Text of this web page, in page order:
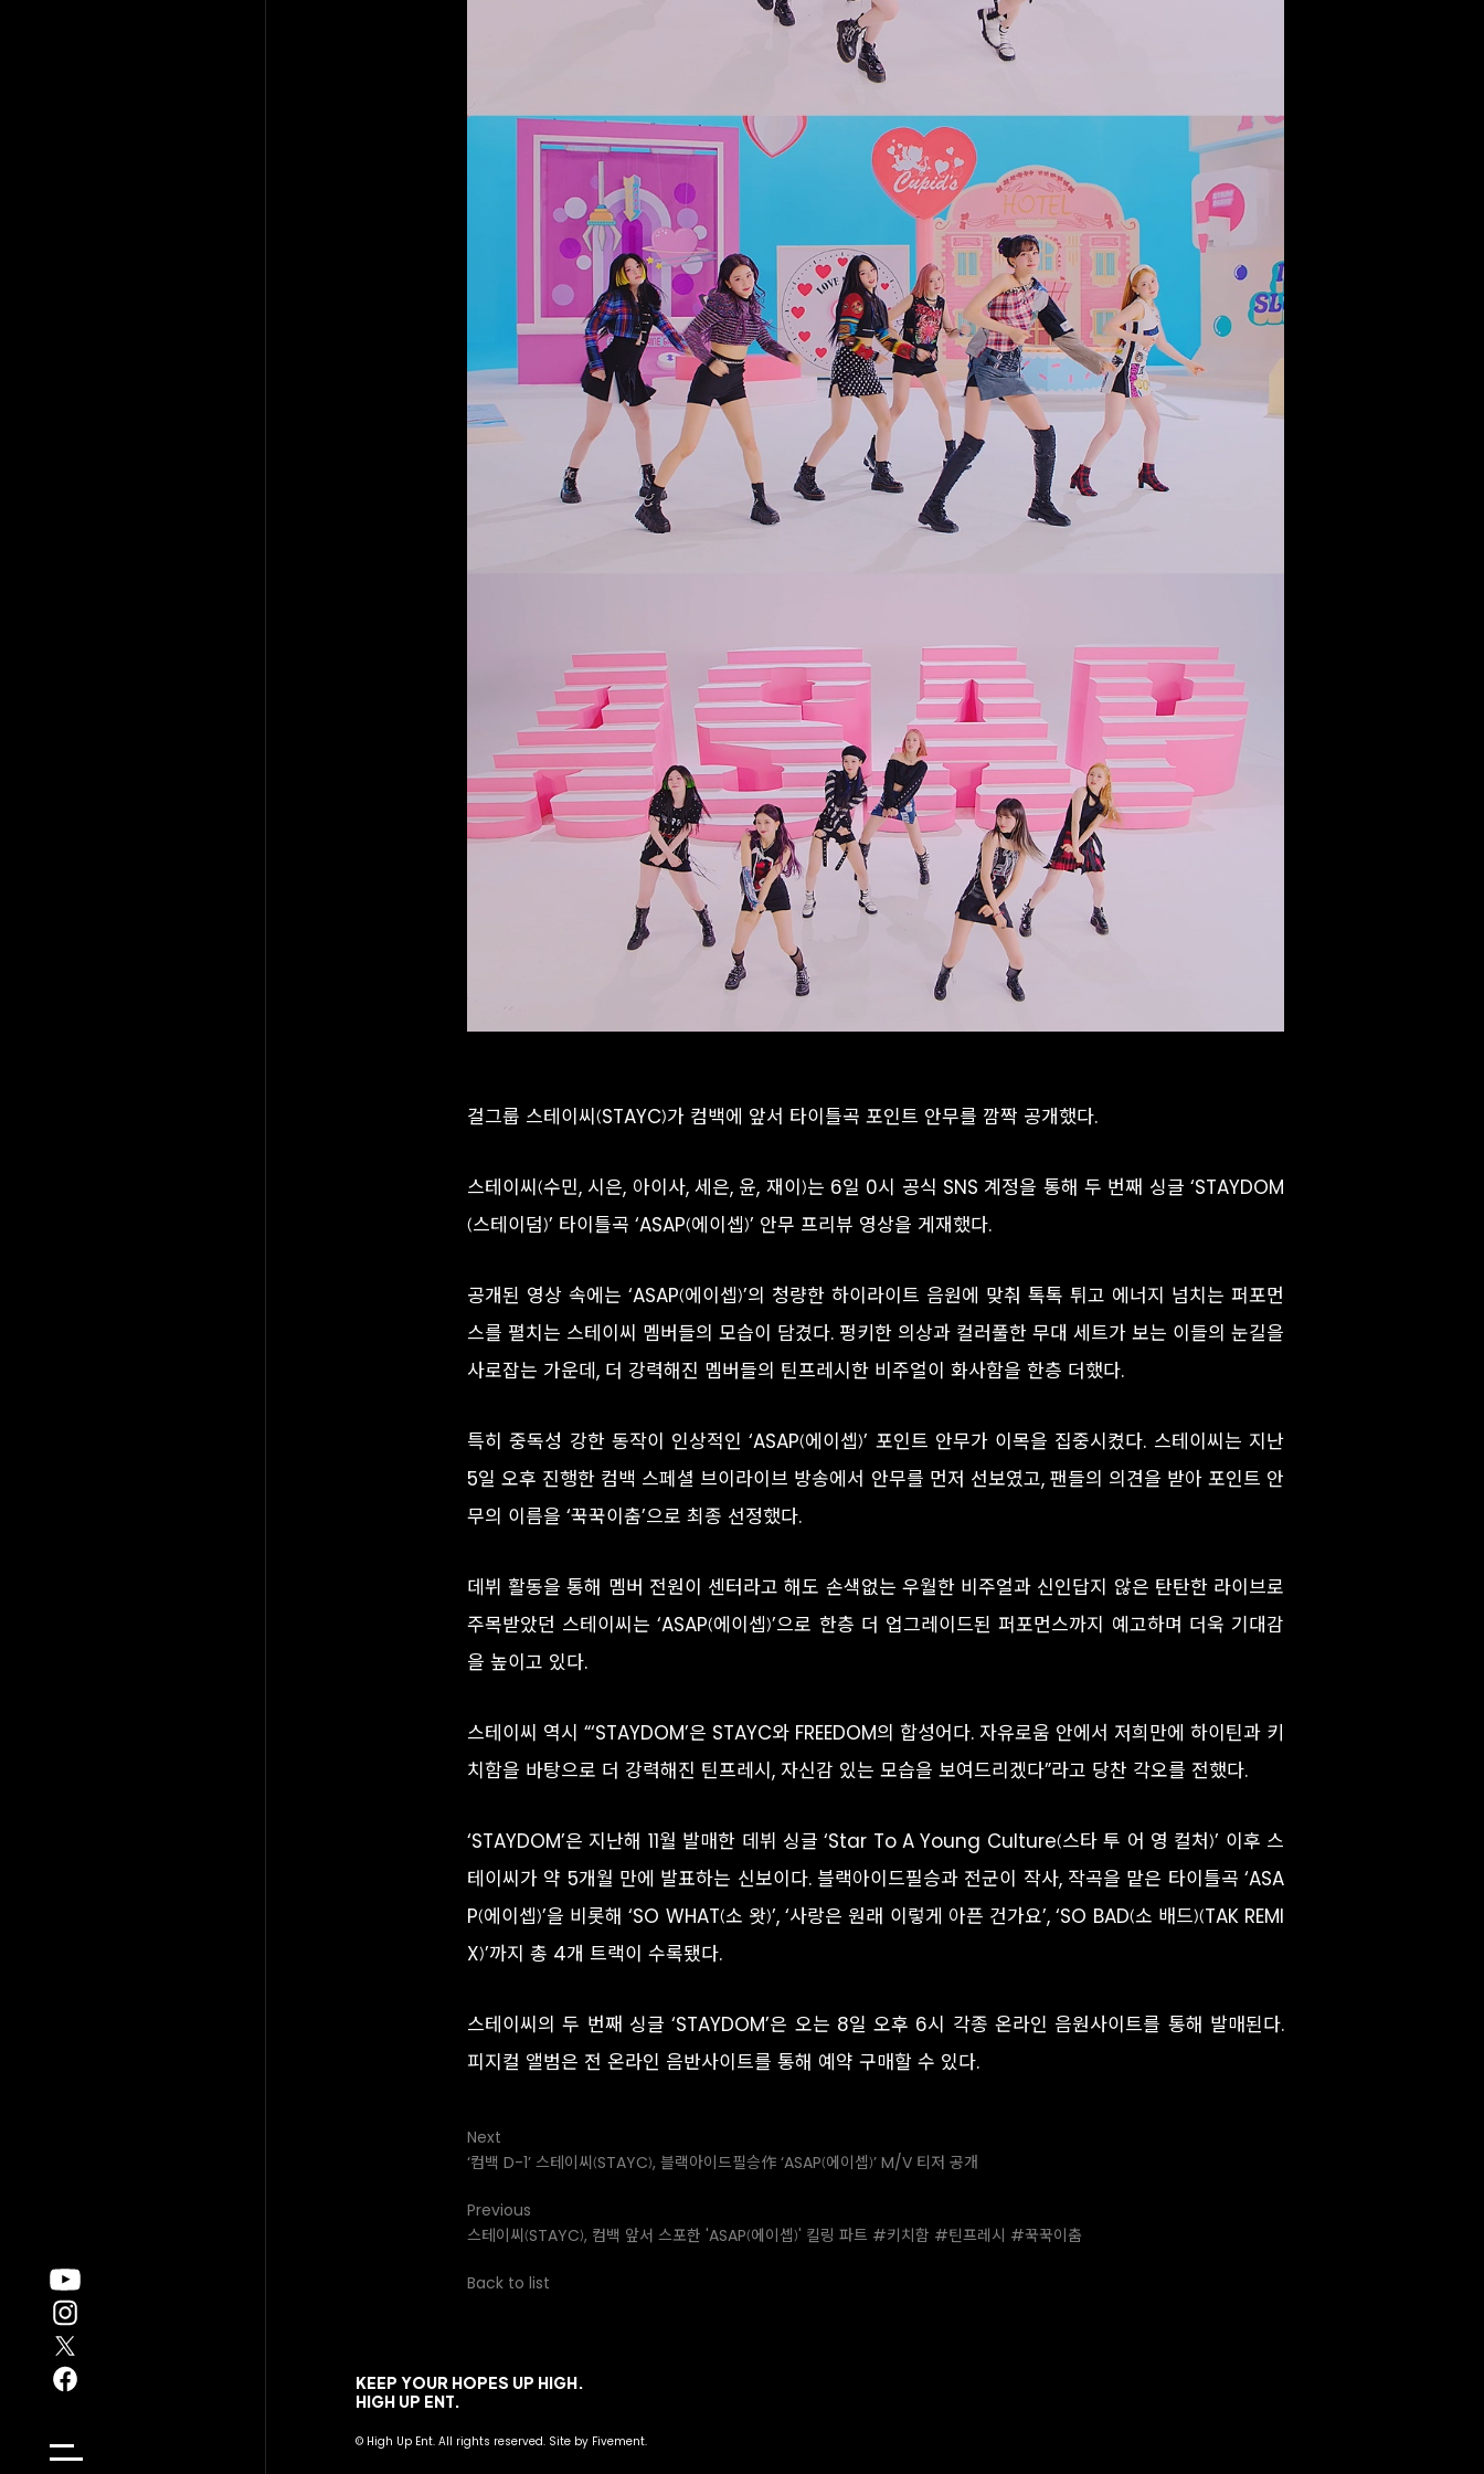
걸그룹 스테이씨(STAYC)가 컴백에 앞서 타이틀곡 포인트 안무를 깜짝 공개했다.
스테이씨(수민, 시은, 아이사, 세은, 윤, 재이)는 6일 0시 공식 SNS 계정을 통해 두 번째 싱글 ‘STAYDOM
(스테이덤)’ 타이틀곡 ‘ASAP(에이셉)’ 안무 프리뷰 영상을 게재했다.
공개된 영상 속에는 ‘ASAP(에이셉)’의 청량한 하이라이트 음원에 맞춰 톡톡 튀고 에너지 넘치는 퍼포먼
스를 펼치는 스테이씨 멤버들의 모습이 담겼다. 펑키한 의상과 컬러풀한 무대 세트가 보는 이들의 눈길을
사로잡는 가운데, 더 강력해진 멤버들의 틴프레시한 비주얼이 화사함을 한층 더했다.
특히 중독성 강한 동작이 인상적인 ‘ASAP(에이셉)’ 포인트 안무가 이목을 집중시켰다. 스테이씨는 지난
5일 오후 진행한 컴백 스페셜 브이라이브 방송에서 안무를 먼저 선보였고, 팬들의 의견을 받아 포인트 안
무의 이름을 ‘꾹꾹이춤’으로 최종 선정했다.
데뷔 활동을 통해 멤버 전원이 센터라고 해도 손색없는 우월한 비주얼과 신인답지 않은 탄탄한 라이브로
주목받았던 스테이씨는 ‘ASAP(에이셉)’으로 한층 더 업그레이드된 퍼포먼스까지 예고하며 더욱 기대감
을 높이고 있다.
스테이씨 역시 “‘STAYDOM’은 STAYC와 FREEDOM의 합성어다. 자유로움 안에서 저희만에 하이틴과 키
치함을 바탕으로 더 강력해진 틴프레시, 자신감 있는 모습을 보여드리겠다”라고 당찬 각오를 전했다.
‘STAYDOM’은 지난해 11월 발매한 데뷔 싱글 ‘Star To A Young Culture(스타 투 어 영 컬처)’ 이후 스
테이씨가 약 5개월 만에 발표하는 신보이다. 블랙아이드필승과 전군이 작사, 작곡을 맡은 타이틀곡 ‘ASA
P(에이셉)’을 비롯해 ‘SO WHAT(소 왓)’, ‘사랑은 원래 이렇게 아픈 건가요’, ‘SO BAD(소 배드)(TAK REMI
X)’까지 총 4개 트랙이 수록됐다.
스테이씨의 두 번째 싱글 ‘STAYDOM’은 오는 8일 오후 6시 각종 온라인 음원사이트를 통해 발매된다.
피지컬 앨범은 전 온라인 음반사이트를 통해 예약 구매할 수 있다.
Next
‘컴백 D-1’ 스테이씨(STAYC), 블랙아이드필승作 ‘ASAP(에이셉)’ M/V 티저 공개
Previous
스테이씨(STAYC), 컴백 앞서 스포한 'ASAP(에이셉)' 킬링 파트 #키치함 #틴프레시 #꾹꾹이춤
Back to list
KEEP YOUR HOPES UP HIGH.
HIGH UP ENT.
© High Up Ent. All rights reserved. Site by Fivement.